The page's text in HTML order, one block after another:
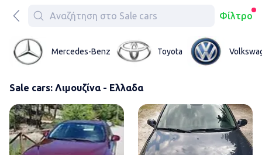
Φίλτρο
Mercedes-Benz Toyota
Sale cars: Λιμουζίνα - Ελλαδα
Γιάννης